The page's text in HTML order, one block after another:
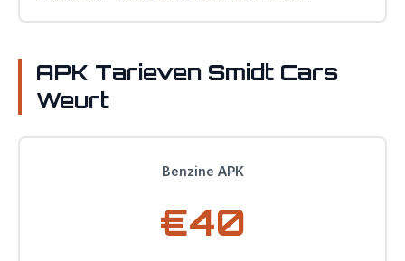
APK Tarieven Smidt Cars
Weurt
Benzine APK
€40